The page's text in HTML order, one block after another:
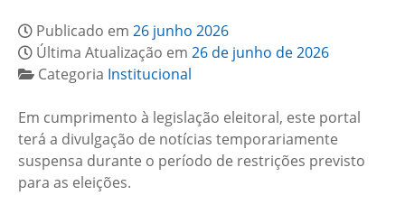
Publicado em 26 junho 2026
Última Atualização em 26 de junho de 2026
Categoria Institucional
Em cumprimento à legislação eleitoral, este portal
terá a divulgação de notícias temporariamente
suspensa durante o período de restrições previsto
para as eleições.